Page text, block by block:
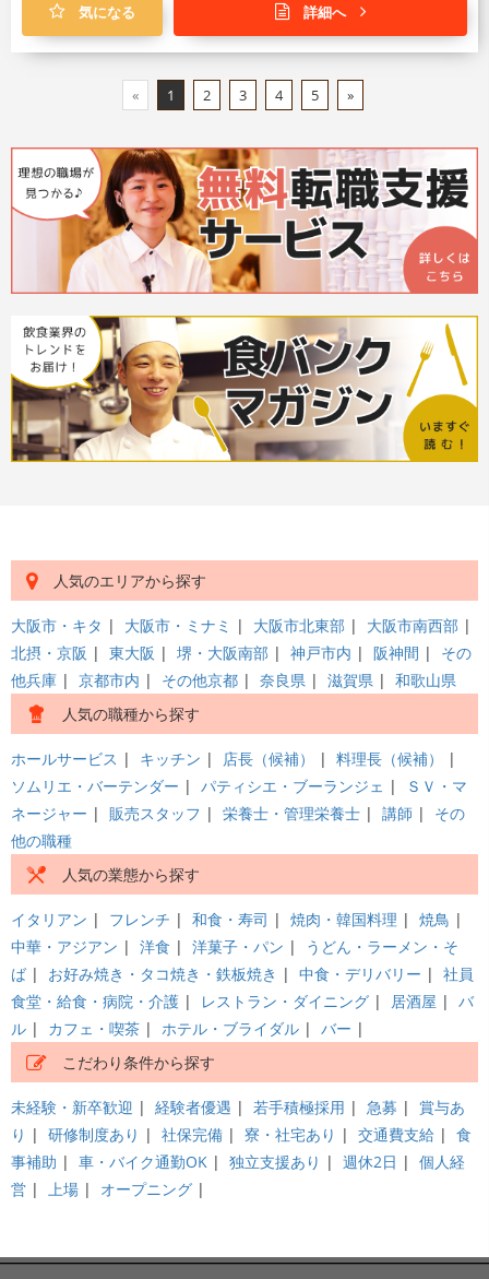
気になる 詳細へ
« 1 2 3 4 5 »
人気のエリアから探す
大阪市・キタ | 大阪市・ミナミ | 大阪市北東部 | 大阪市南西部 |
北摂・京阪 | 東大阪 | 堺・大阪南部 | 神戸市内 | 阪神間 | その
他兵庫 | 京都市内 | その他京都 | 奈良県 | 滋賀県 | 和歌山県
人気の職種から探す
ホールサービス | キッチン | 店長（候補） | 料理長（候補）
|
ソムリエ・バーテンダー | パティシエ・ブーランジェ |
ＳＶ・マ
ネージャー | 販売スタッフ | 栄養士・管理栄養士 | 講師 | その
他の職種
人気の業態から探す
イタリアン | フレンチ | 和食・寿司 | 焼肉・韓国料理 | 焼鳥 |
中華・アジアン | 洋食 | 洋菓子・パン |
うどん・ラーメン・そ
ば | お好み焼き・タコ焼き・鉄板焼き | 中食・デリバリー | 社員
食堂・給食・病院・介護 | レストラン・ダイニング | 居酒屋 | バ
ル | カフェ・喫茶 | ホテル・ブライダル | バー |
こだわり条件から探す
未経験・新卒歓迎 | 経験者優遇 | 若手積極採用 | 急募 | 賞与あ
り | 研修制度あり | 社保完備 | 寮・社宅あり | 交通費支給 | 食
事補助 | 車・バイク通勤OK | 独立支援あり | 週休2日 | 個人経
営 | 上場 | オープニング |